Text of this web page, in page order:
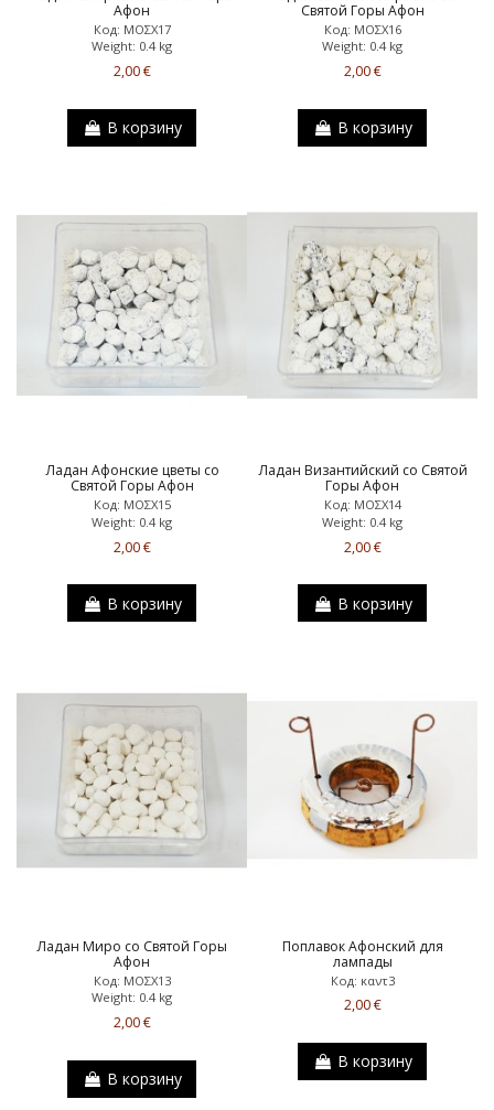
Афон
Код: ΜΟΣΧ17
Weight: 0.4 kg
2,00 €
В корзину
Святой Горы Афон
Код: ΜΟΣΧ16
Weight: 0.4 kg
2,00 €
В корзину
Ладан Афонские цветы со
Святой Горы Афон
Код: ΜΟΣΧ15
Weight: 0.4 kg
2,00 €
В корзину
Ладан Византийский со Святой
Горы Афон
Код: ΜΟΣΧ14
Weight: 0.4 kg
2,00 €
В корзину
Ладан Миро со Святой Горы
Афон
Код: ΜΟΣΧ13
Weight: 0.4 kg
2,00 €
В корзину
Поплавок Афонский для
лампады
Код: καντ3
2,00 €
В корзину